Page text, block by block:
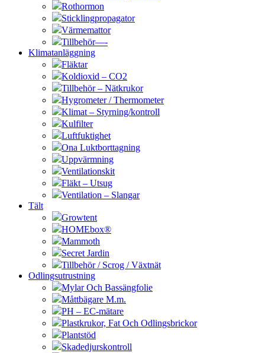
Rothormon
Sticklingpropagator
Värmemattor
Tillbehör—-
Klimatanläggning
Fläktar
Koldioxid – CO2
Tillbehör – Nätkrukor
Hygrometer / Thermometer
Klimat – Styrning/kontroll
Kulfilter
Luftfuktighet
Ona Luktborttagning
Uppvärmning
Ventilationskit
Fläkt – Utsug
Ventilation – Slangar
Tält
Growtent
HOMEbox®
Mammoth
Secret Jardin
Tillbehör / Scrog / Växtnät
Odlingsutrustning
Mylar Och Bassängfolie
Måttbägare M.m.
PH – EC-mätare
Plastkrukor, Fat Och Odlingsbrickor
Plantstöd
Skadedjurskontroll